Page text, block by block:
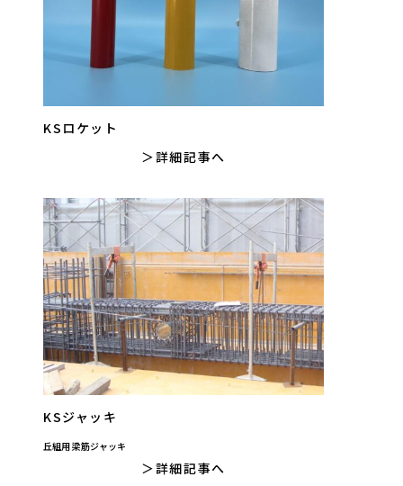
KSロケット
詳細記事へ
KSジャッキ
丘組用 梁筋ジャッキ
詳細記事へ